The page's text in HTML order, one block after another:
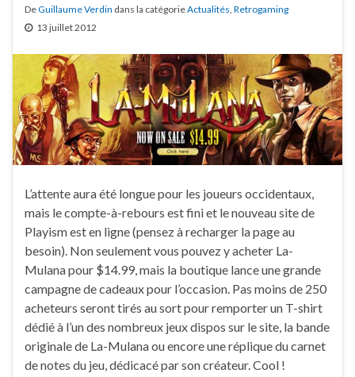
DeGuillaume Verdin dans la catégorieActualités, Retrogaming
13 juillet 2012
L’attente aura été longue pour les joueurs occidentaux,
mais le compte-à-rebours est fini et le nouveau site de
Playism est en ligne (pensez à recharger la page au
besoin). Non seulement vous pouvez y acheter La-
Mulana pour $14.99, mais la boutique lance une grande
campagne de cadeaux pour l’occasion. Pas moins de 250
acheteurs seront tirés au sort pour remporter un T-shirt
dédié à l’un des nombreux jeux dispos sur le site, la bande
originale de La-Mulana ou encore une réplique du carnet
de notes du jeu, dédicacé par son créateur. Cool !